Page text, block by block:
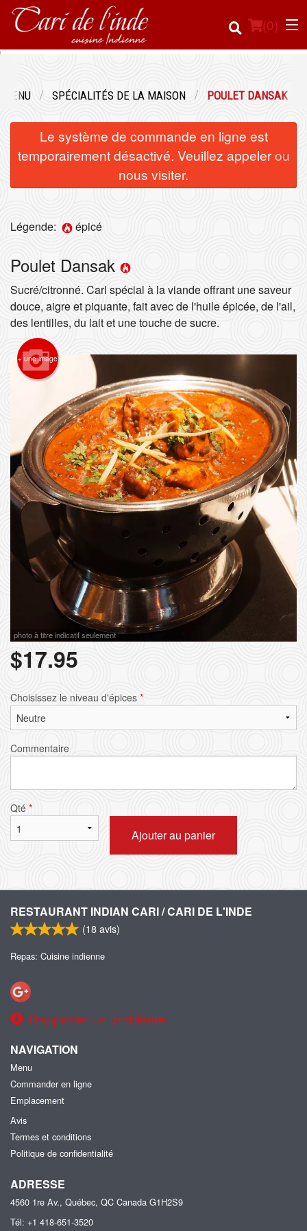
(0)
Emplacement
Panier (0)
MENU SPÉCIALITÉS DE LA MAISON POULET DANSAK
Le système de commande en ligne est
temporairement désactivé. Veuillez appeler ou
nous visiter.
×
Légende: épicé
Poulet Dansak
Sucré/citronné. Carl spécial à la viande offrant une saveur
douce, aigre et piquante, fait avec de l'huile épicée, de l'ail,
des lentilles, du lait et une touche de sucre.
+ une image
photo à titre indicatif seulement
$17.95
Choisissez le niveau d'épices *
Commentaire
Qté *
Ajouter au panier
RESTAURANT INDIAN CARI / CARI DE L'INDE
(18avis)
Repas: Cuisine indienne
Rapporter un problème
NAVIGATION
Menu
Commander en ligne
Emplacement
Avis
Termes et conditions
Politique de confidentialité
ADRESSE
4560 1re Av., Québec, QC Canada G1H2S9
Tél: +1 418-651-3520